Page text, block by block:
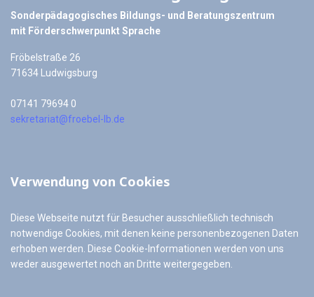
Sonderpädagogisches Bildungs- und Beratungszentrum
mit Förderschwerpunkt Sprache
Fröbelstraße 26
71634 Ludwigsburg
07141 79694 0
sekretariat@froebel-lb.de
Verwendung von Cookies
Diese Webseite nutzt für Besucher ausschließlich technisch
notwendige Cookies, mit denen keine personenbezogenen Daten
erhoben werden. Diese Cookie-Informationen werden von uns
weder ausgewertet noch an Dritte weitergegeben.